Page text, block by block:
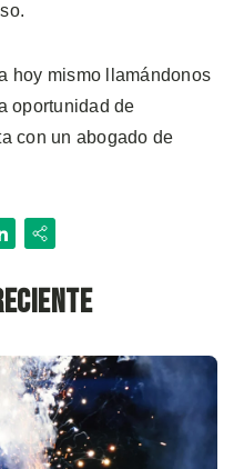
hoy mismo llamándonos
oportunidad de
con un abogado de
Share